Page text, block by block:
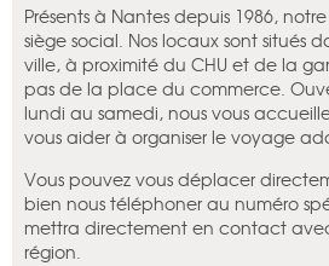
Présents à Nantes depuis 1986,
siège social. Nos locaux sont situés
ville, à proximité du CHU et de la
pas de la place du commerce.
lundi au samedi, nous vous
vous aider à organiser le voyage
Vous pouvez vous déplacer
bien nous téléphoner au numéro
mettra directement en contact
région.